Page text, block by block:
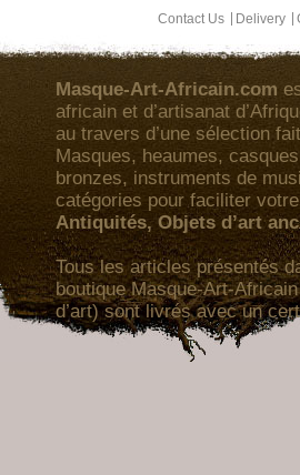
Contact Us Delivery
Masque-Art-Africain.com
africain et d’artisanat
au travers d’une sélection
Masques, heaumes,
bronzes, instruments de
catégories pour faciliter
Antiquités, Objets d’art
Tous les articles présentés
boutique Masque-Art-
d’art) sont livrés avec un